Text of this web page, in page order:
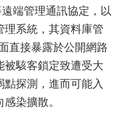
端管理通訊協定，以
理系統，其資料庫管
直接暴露於公開網路
被駭客鎖定致遭受大
探測，進而可能入
染擴散。